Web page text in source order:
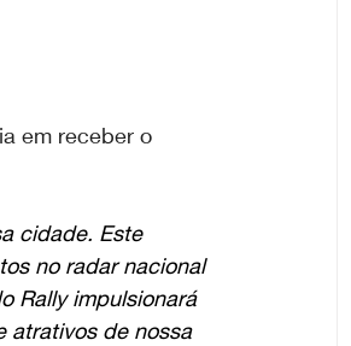
em receber o
cidade. Este
no radar nacional
Rally impulsionará
atrativos de nossa